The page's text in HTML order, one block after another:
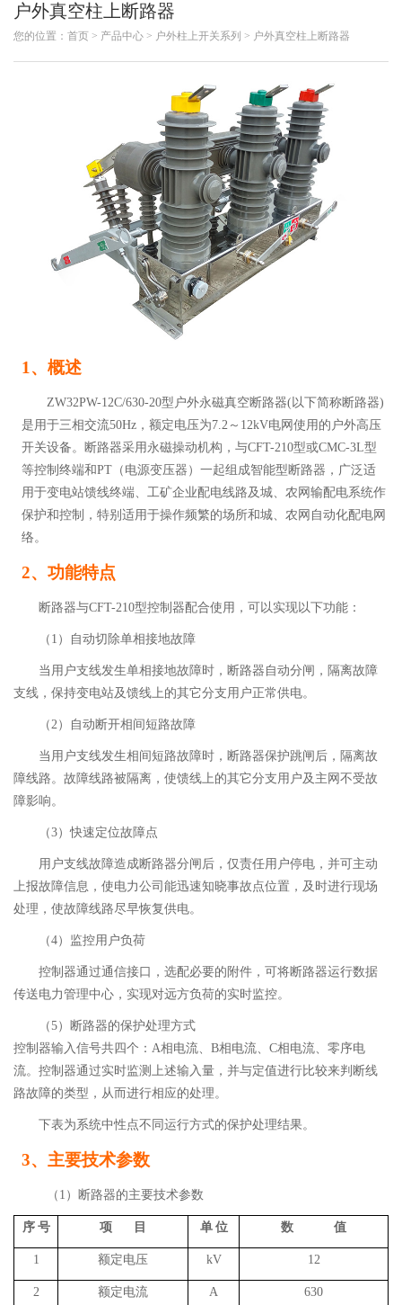
户外真空柱上断路器
您的位置： 首页 > 产品中心 > 户外柱上开关系列 > 户外真空柱上断路器
1、概述
ZW32PW-12C/630-20型户外永磁真空断路器( 以下简称断路器)
是用于三相交流50Hz ，额定电压为7.2 ～ 12kV电网使用的户外高压
开关设备。断路器采用永磁操动机构，与CFT-210型或CMC-3L型
等控制终端和PT（电源变压器）一起组成智能型断路器，广泛适
用于变电站馈线终端、工矿企业配电线路及城、农网输配电系统作
保护和控制，特别适用于操作频繁的场所和城、农网自动化配电网
络。
2、功能特点
断路器与CFT-210型控制器配合使用，可以实现以下功能：
（ 1 ） 自动切除单相接地故障
当用户支线发生单相接地故障时，断路器自动分闸，隔离故障
支线，保持变电站及馈线上的其它分支用户正常供电。
（ 2 ） 自动断开相间短路故障
当用户支线发生相间短路故障时，断路器保护跳闸后，隔离故
障线路。故障线路被隔离，使馈线上的其它分支用户及主网不受故
障影响。
（3）快速定位故障点
用户支线故障造成断路器分闸后，仅责任用户停电，并可主动
上报故障信息，使电力公司能迅速知晓事故点位置，及时进行现场
处理，使故障线路尽早恢复供电。
（4） 监控用户负荷
控制器通过通信接口，选配必要的附件，可将断路器运行数据
传送电力管理中心，实现对远方负荷的实时监控。
（5） 断路器的保护处理方式
控制器输入信号共四个： A相电流、 B相电流、 C相电流、零序电
流。控制器通过实时监测上述输入量，并与定值进行比较来判断线
路故障的类型，从而进行相应的处理。
下表为系统中性点不同运行方式的保护处理结果。
3、主要技术参数
（ 1 ） 断路器的主要技术参数
序 号 项 目 单 位 数 值
1 额定电压 kV 12
2 额定电流 A 630